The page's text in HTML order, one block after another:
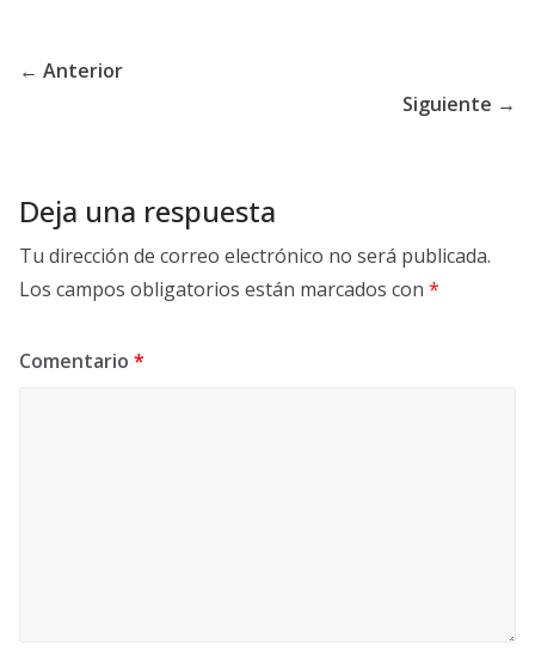
← Anterior
Siguiente →
Deja una respuesta
Tu dirección de correo electrónico no será publicada.
Los campos obligatorios están marcados con *
Comentario *